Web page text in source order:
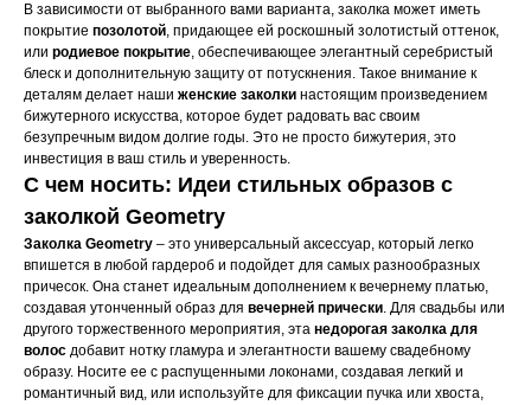
В зависимости от выбранного вами варианта, заколка может иметь
покрытие позолотой, придающее ей роскошный золотистый оттенок,
или родиевое покрытие, обеспечивающее элегантный серебристый
блеск и дополнительную защиту от потускнения. Такое внимание к
деталям делает наши женские заколки настоящим произведением
бижутерного искусства, которое будет радовать вас своим
безупречным видом долгие годы. Это не просто бижутерия, это
инвестиция в ваш стиль и уверенность.
С чем носить: Идеи стильных образов с
заколкой Geometry
Заколка Geometry – это универсальный аксессуар, который легко
впишется в любой гардероб и подойдет для самых разнообразных
причесок. Она станет идеальным дополнением к вечернему платью,
создавая утонченный образ для вечерней прически. Для свадьбы или
другого торжественного мероприятия, эта недорогая заколка для
волос добавит нотку гламура и элегантности вашему свадебному
образу. Носите ее с распущенными локонами, создавая легкий и
романтичный вид, или используйте для фиксации пучка или хвоста,